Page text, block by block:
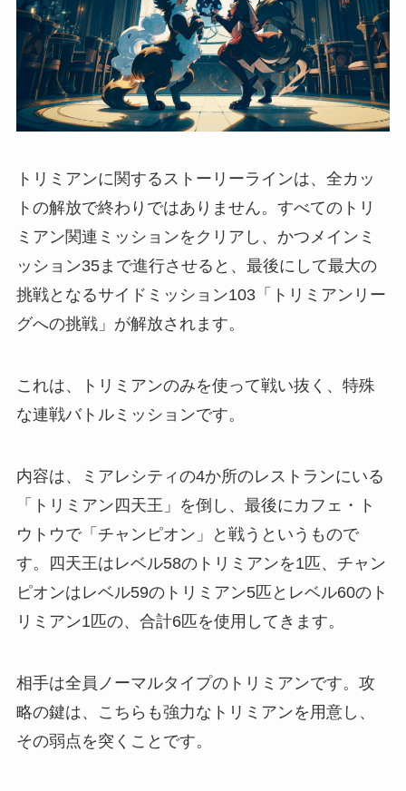
トリミアンに関するストーリーラインは、全カッ
トの解放で終わりではありません。すべてのトリ
ミアン関連ミッションをクリアし、かつメインミ
ッション35まで進行させると、最後にして最大の
挑戦となるサイドミッション103「トリミアンリー
グへの挑戦」が解放されます。
これは、トリミアンのみを使って戦い抜く、特殊
な連戦バトルミッションです。
内容は、ミアレシティの4か所のレストランにいる
「トリミアン四天王」を倒し、最後にカフェ・ト
ウトウで「チャンピオン」と戦うというもので
す。四天王はレベル58のトリミアンを1匹、チャン
ピオンはレベル59のトリミアン5匹とレベル60のト
リミアン1匹の、合計6匹を使用してきます。
相手は全員ノーマルタイプのトリミアンです。攻
略の鍵は、こちらも強力なトリミアンを用意し、
その弱点を突くことです。